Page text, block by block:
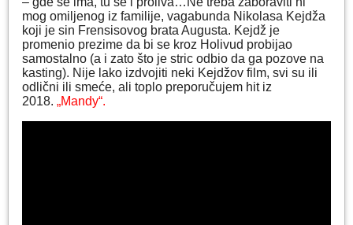
mog omiljenog iz familije, vagabunda Nikolasa Kejdža
koji je sin Frensisovog brata Augusta. Kejdž je
promenio prezime da bi se kroz Holivud probijao
samostalno (a i zato što je stric odbio da ga pozove na
kasting). Nije lako izdvojiti neki Kejdžov film, svi su ili
odlični ili smeće, ali toplo preporučujem hit iz
2018. „Mandy“.